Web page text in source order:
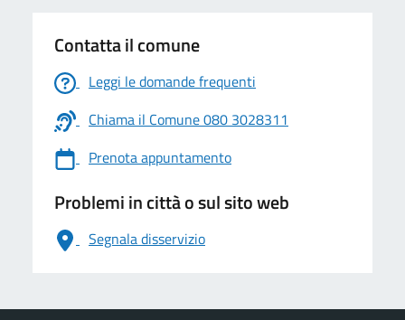
Contatta il comune
Leggi le domande frequenti
Chiama il Comune 080 3028311
Prenota appuntamento
Problemi in città o sul sito web
Segnala disservizio